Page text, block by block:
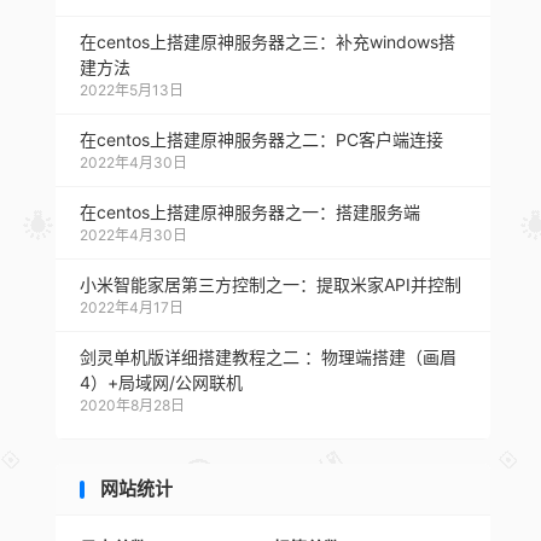
在centos上搭建原神服务器之三：补充windows搭
建方法
2022年5月13日
在centos上搭建原神服务器之二：PC客户端连接
2022年4月30日
在centos上搭建原神服务器之一：搭建服务端
2022年4月30日
小米智能家居第三方控制之一：提取米家API并控制
2022年4月17日
剑灵单机版详细搭建教程之二 ：物理端搭建（画眉
4）+局域网/公网联机
2020年8月28日
网站统计